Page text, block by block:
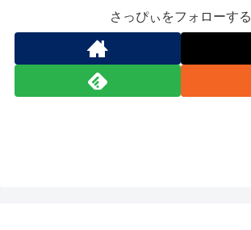
さっぴぃをフォローする